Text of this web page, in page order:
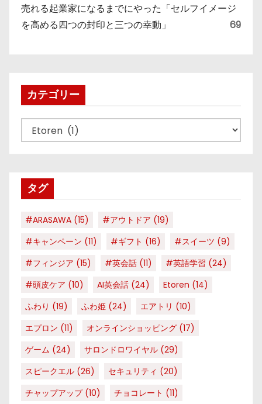
売れる起業家になるまでにやった「セルフイメージ
を高める四つの封印と三つの幸動」
69
カテゴリー
テ
ータグ
#ARASAWA (15) #アウトドア (19)
#キャンペーン (11) #ギフト (16) #スイーツ (9)
#フィンジア (15) #英会話 (11) #英語学習 (24)
#頭皮ケア (10) AI英会話 (24) Etoren (14)
ふわり (19) ふわ姫 (24) エアトリ (10)
エプロン (11) オンラインショッピング (17)
ゲーム (24) サロンドロワイヤル (29)
スピークエル (26) セキュリティ (20)
チャップアップ(10) チョコレート (11)